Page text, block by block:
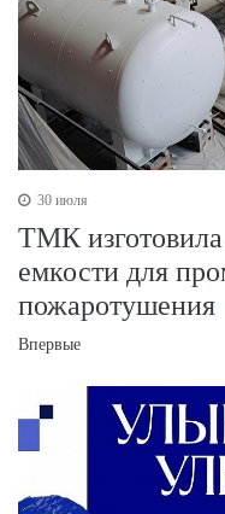
30 июля
ТМК
емкости для
пожаротушения
Впервые